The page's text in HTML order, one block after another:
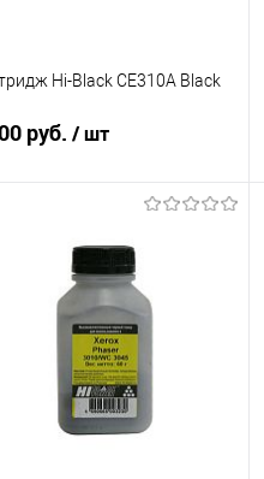
Hi-Black CE310A Black
руб. / шт
Купить в 1 клик
Сравнение
В избранное